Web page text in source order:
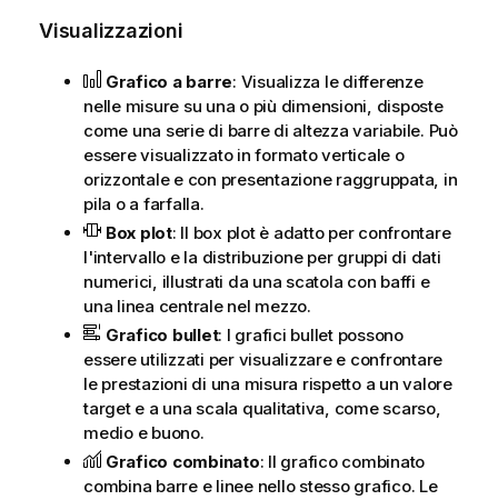
Visualizzazioni
Grafico a barre: Visualizza le differenze
nelle misure su una o più dimensioni, disposte
come una serie di barre di altezza variabile. Può
essere visualizzato in formato verticale o
orizzontale e con presentazione raggruppata, in
pila o a farfalla.
Box plot: Il box plot è adatto per confrontare
l'intervallo e la distribuzione per gruppi di dati
numerici, illustrati da una scatola con baffi e
una linea centrale nel mezzo.
Grafico bullet: I grafici bullet possono
essere utilizzati per visualizzare e confrontare
le prestazioni di una misura rispetto a un valore
target e a una scala qualitativa, come scarso,
medio e buono.
Grafico combinato: Il grafico combinato
combina barre e linee nello stesso grafico. Le